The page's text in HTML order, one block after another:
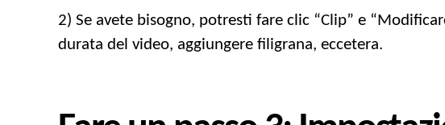
2) Se avete bisogno, potresti fare clic “Clip” e
durata del video, aggiungere filigrana, eccetera.